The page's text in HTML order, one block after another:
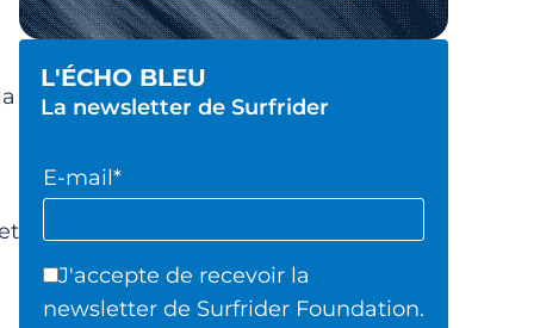
L'ÉCHO BLEU
La newsletter de Surfrider
E-mail*
J'accepte de recevoir la
newsletter de Surfrider Foundation.